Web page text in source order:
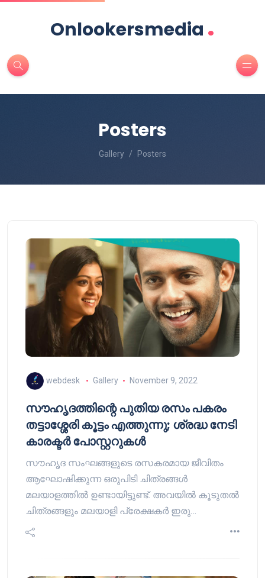
Onlookersmedia .
Posters
Gallery Posters
webdesk Gallery November 9, 2022
സൗഹൃദത്തിന്റെ പുതിയ രസം പകരം
തട്ടാശ്ശേരി കൂട്ടം എത്തുന്നു; ശ്രദ്ധ നേടി
കാരക്ടർ പോസ്റ്ററുകൾ
സൗഹൃദ സംഘങ്ങളുടെ രസകരമായ ജീവിതം
ആഘോഷിക്കുന്ന ഒരുപിടി ചിത്രങ്ങൾ
മലയാളത്തിൽ ഉണ്ടായിട്ടുണ്ട്. അവയിൽ കൂടുതൽ
ചിത്രങ്ങളും മലയാളി പ്രേക്ഷകർ ഇരു…